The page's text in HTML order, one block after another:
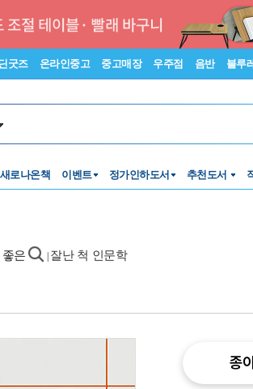
굿즈 온라인중고 중고매장 우주점 음반 블루
새로나온책 이벤트 정가인하도서 추천도서
은 잘난 척 인문학
종